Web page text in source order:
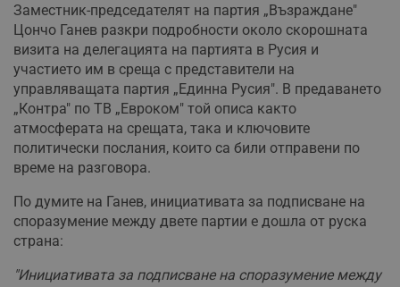
Заместник-председателят на партия „Възраждане"
Цончо Ганев разкри подробности около скорошната
визита на делегацията на партията в Русия и
участието им в среща с представители на
управляващата партия „Единна Русия". В предаването
„Контра" по ТВ „Евроком" той описа както
атмосферата на срещата, така и ключовите
политически послания, които са били отправени по
време на разговора.
По думите на Ганев, инициативата за подписване на
споразумение между двете партии е дошла от руска
страна:
"Инициативата за подписване на споразумение между